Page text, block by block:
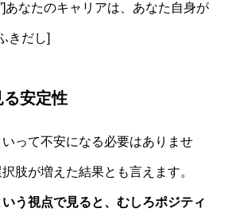
あなたのキャリアは、あなた自身が
きだし]
安定性
って不安になる必要はありませ
肢が増えた結果とも言えます。
いう視点で見ると、むしろポジティ